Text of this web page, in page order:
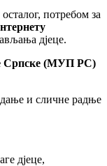
потребом за
дјеце.
Српске (МУП РС)
и сличне радње
дјеце,